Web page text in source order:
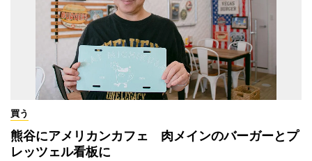
買う
熊谷にアメリカンカフェ 肉メインのバーガーとプ
レッツェル看板に